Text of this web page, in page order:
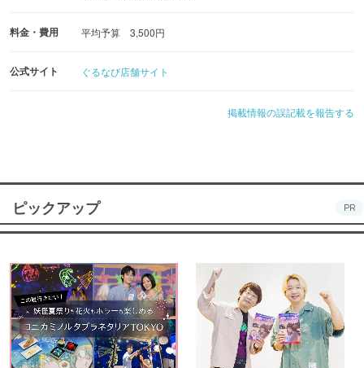
料金・費用 平均予算 3,500円
公式サイト ぐるなび店舗サイト
掲載情報の誤記載を報告する
ピックアップ PR